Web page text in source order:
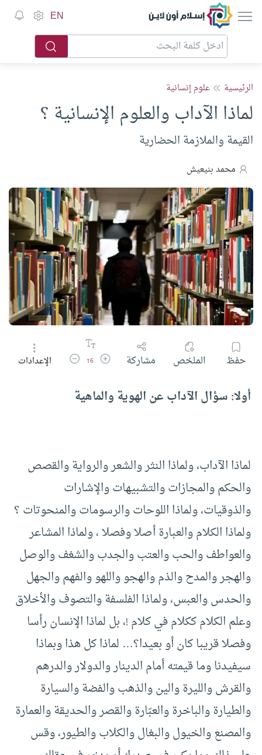
إسلام أون لاين EN
الرئيسية علوم إنسانية
لماذا الآداب والعلوم الإنسانية ؟
القيمة والملازمة الحضارية
محمد بنيعيش
حفظ الملخص مشاركة زيادة حجم الخط
16 تقليل حجم الخط
الإعدادات
أولا: سؤال الآداب عن الهوية والماهية
لماذا الآداب، ولماذا النثر والشعر والرواية والقصص
والحكم والمجازات والتشبيهات والإشارات
والذوقيات، ولماذا اللوحات والرسومات والمنحوتات ؟
ولماذا الكلام والعبارة أصلا وفصلا ، ولماذا المشاعر
والعواطف والحب والعتب والجدب والشغف والوصل
والهجر والمدح والذم والهجو واللهو والفهم والجهل
والحدس والعبس، ولماذا الفلسفة والتصوف والأخلاق
وعلم الكلام ككلام في كلام !، بل لماذا الإنسان رأسا
وفصلا قريبا كان أو بعيدا؟… لماذا كل هذا وبماذا
سيفيدنا وما قيمته أمام الدينار والدولار والدرهم
والقرش والليرة والين والذهب والفضة والسيارة
والطيارة والباخرة والعبّارة والقصر والحديقة والعمارة
والمصنع والخيول والبغال والكلاب والطيور، وقس